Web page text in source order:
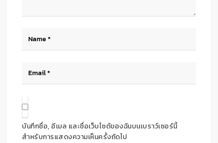
บันทึกชื่อ, อีเมล และชื่อเว็บไซต์ของฉันบนเบราว์เซอร์นี้
สำหรับการแสดงความเห็นครั้งถัดไป